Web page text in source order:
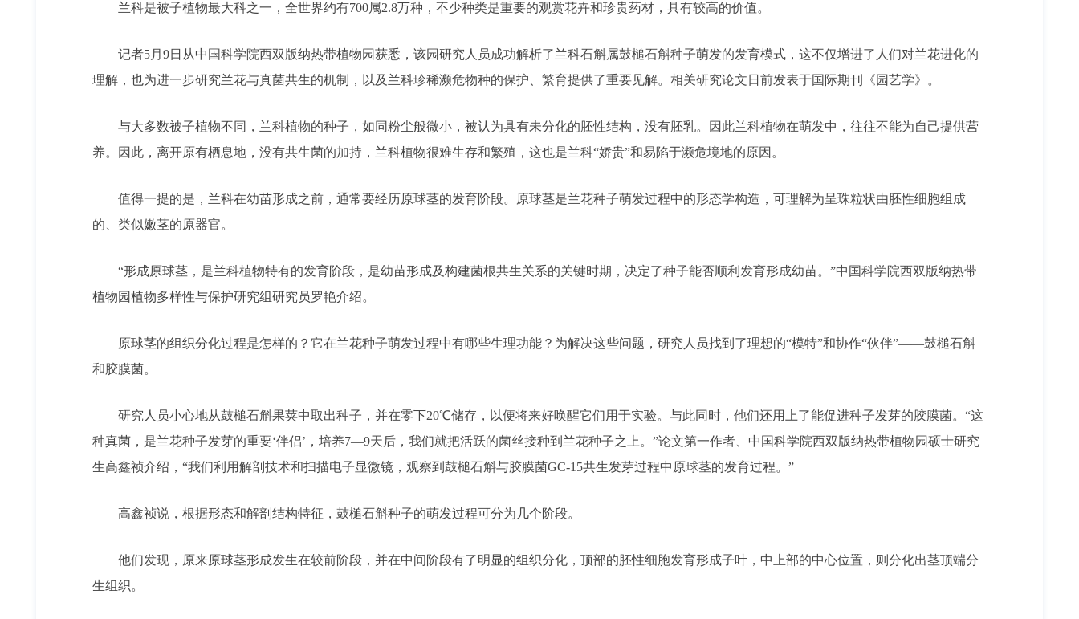
兰科是被子植物最大科之一，全世界约有700属2.8万种，不少种类是重要的观赏花卉和珍贵药材，具有较高的价值。
记者5月9日从中国科学院西双版纳热带植物园获悉，该园研究人员成功解析了兰科石斛属鼓槌石斛种子萌发的发育模式，这不仅增进了人们对兰花进化的
理解，也为进一步研究兰花与真菌共生的机制，以及兰科珍稀濒危物种的保护、繁育提供了重要见解。相关研究论文日前发表于国际期刊《园艺学》。
与大多数被子植物不同，兰科植物的种子，如同粉尘般微小，被认为具有未分化的胚性结构，没有胚乳。因此兰科植物在萌发中，往往不能为自己提供营
养。因此，离开原有栖息地，没有共生菌的加持，兰科植物很难生存和繁殖，这也是兰科“娇贵”和易陷于濒危境地的原因。
值得一提的是，兰科在幼苗形成之前，通常要经历原球茎的发育阶段。原球茎是兰花种子萌发过程中的形态学构造，可理解为呈珠粒状由胚性细胞组成
的、类似嫩茎的原器官。
“形成原球茎，是兰科植物特有的发育阶段，是幼苗形成及构建菌根共生关系的关键时期，决定了种子能否顺利发育形成幼苗。”中国科学院西双版纳热带
植物园植物多样性与保护研究组研究员罗艳介绍。
原球茎的组织分化过程是怎样的？它在兰花种子萌发过程中有哪些生理功能？为解决这些问题，研究人员找到了理想的“模特”和协作“伙伴”——鼓槌石斛
和胶膜菌。
研究人员小心地从鼓槌石斛果荚中取出种子，并在零下20℃储存，以便将来好唤醒它们用于实验。与此同时，他们还用上了能促进种子发芽的胶膜菌。“这
种真菌，是兰花种子发芽的重要‘伴侣’，培养7—9天后，我们就把活跃的菌丝接种到兰花种子之上。”论文第一作者、中国科学院西双版纳热带植物园硕士研究
生高鑫祯介绍，“我们利用解剖技术和扫描电子显微镜，观察到鼓槌石斛与胶膜菌GC-15共生发芽过程中原球茎的发育过程。”
高鑫祯说，根据形态和解剖结构特征，鼓槌石斛种子的萌发过程可分为几个阶段。
他们发现，原来原球茎形成发生在较前阶段，并在中间阶段有了明显的组织分化，顶部的胚性细胞发育形成子叶，中上部的中心位置，则分化出茎顶端分
生组织。